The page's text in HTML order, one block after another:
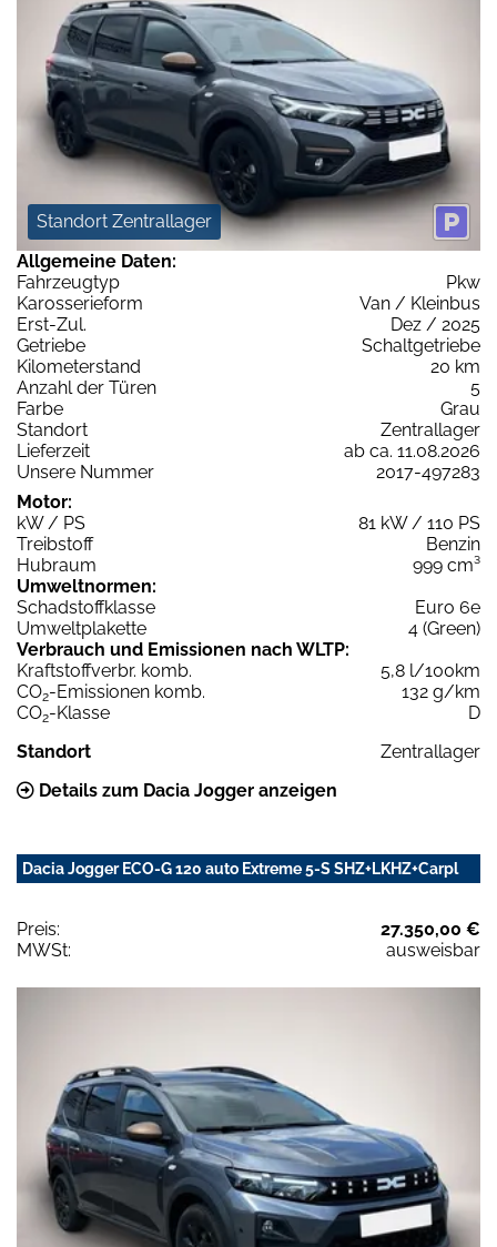
Standort Zentrallager
Allgemeine Daten:
Fahrzeugtyp
Pkw
Karosserieform
Van / Kleinbus
Erst-Zul.
Dez / 2025
Getriebe
Schaltgetriebe
Kilometerstand
20 km
Anzahl der Türen
5
Farbe
Grau
Standort
Zentrallager
Lieferzeit
ab ca. 11.08.2026
Unsere Nummer
2017-497283
Motor:
kW / PS
81 kW / 110 PS
Treibstoff
Benzin
Hubraum
999 cm³
Umweltnormen:
Schadstoffklasse
Euro 6e
Umweltplakette
4 (Green)
Verbrauch und Emissionen nach WLTP:
Kraftstoffverbr. komb.
5,8 l/100km
CO2-Emissionen komb.
132 g/km
CO2-Klasse
D
Standort
Zentrallager
Details zum Dacia Jogger anzeigen
Dacia Jogger ECO-G 120 auto Extreme 5-S SHZ+LKHZ+Carpl
Preis:
27.350,00 €
MWSt:
ausweisbar